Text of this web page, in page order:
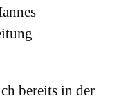
bereits in der